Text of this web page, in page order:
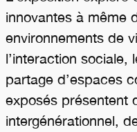
innovantes à même
environnements de
l’interaction sociale,
partage d’espaces
exposés présentent
intergénérationnel,